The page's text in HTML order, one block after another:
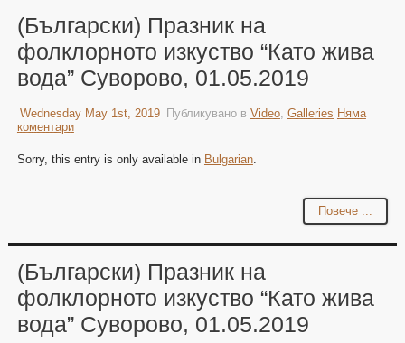
(Български) Празник на
фолклорното изкуство “Като жива
вода” Суворово, 01.05.2019
Wednesday May 1st, 2019 Публикувано в Video, Galleries Няма
коментари
Sorry, this entry is only available in Bulgarian.
Повече ...
(Български) Празник на
фолклорното изкуство “Като жива
вода” Суворово, 01.05.2019